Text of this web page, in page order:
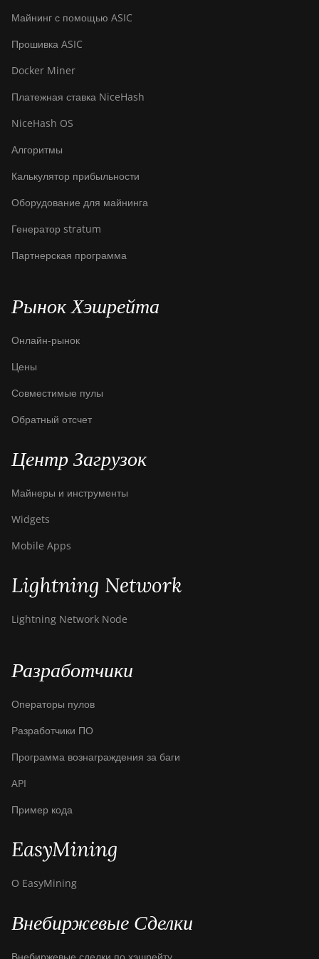
BITMAIN AntMiner
S21 XP+ Hyd (500Th)
BITMAIN AntMiner
S21+ Hyd (319Th)
BITMAIN AntMiner
S21e XP Hyd 3U
S21j XP Hyd
BITMAIN AntMiner
BITMAIN AntMiner
BITMAIN AntMiner
BITMAIN AntMiner
BITMAIN AntMiner
BITMAIN AntMiner
Z11
BITMAIN AntMiner
Z11j
BITMAIN AntMiner
Z15
BITMAIN AntMiner
BITMAIN AntMiner
Майнинг с помощью ASIC
Прошивка ASIC
Docker Miner
Платежная ставка NiceHash
NiceHash OS
Алгоритмы
Калькулятор прибыльности
Оборудование для майнинга
Генератор stratum
Партнерская программа
Рынок Хэшрейта
Онлайн-рынок
Цены
Совместимые пулы
Обратный отсчет
Центр Загрузок
Майнеры и инструменты
Widgets
Mobile Apps
Lightning Network
Lightning Network Node
Разработчики
Операторы пулов
Разработчики ПО
Программа вознаграждения за баги
API
Пример кода
EasyMining
О EasyMining
Внебиржевые Сделки